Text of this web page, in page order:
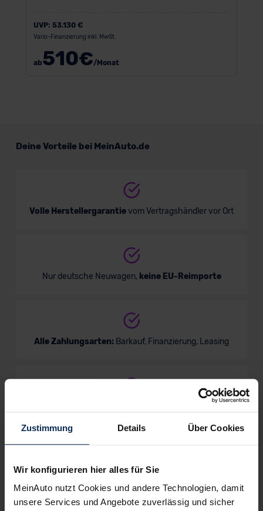
Zustimmung Details Über Cookies
Wir konfigurieren hier alles für Sie
MeinAuto nutzt Cookies und andere Technologien, damit
unsere Services und Angebote zuverlässig und sicher
UVP: 53.130 €
Vario-Finanzierung inkl. MwSt.
ab510€/Monat
Deine Vorteile bei MeinAuto.de
Volle Herstellergarantievom Vertragshändler vor Ort
Nur deutsche Neuwagen, keine EU-Reimporte
Alle Zahlungsarten: Barkauf, Finanzierung, Leasing
Kundenzufriedenheit!